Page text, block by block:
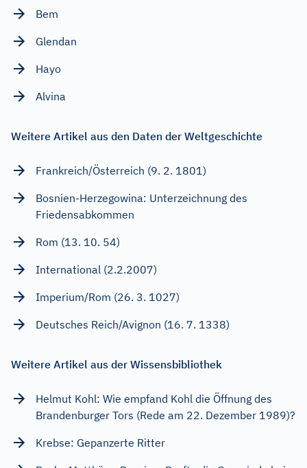
Bem
Glendan
Hayo
Alvina
Weitere Artikel aus den Daten der Weltgeschichte
Frankreich/Österreich (9. 2. 1801)
Bosnien-Herzegowina: Unterzeichnung des
Friedensabkommen
Rom (13. 10. 54)
International (2.2.2007)
Imperium/Rom (26. 3. 1027)
Deutsches Reich/Avignon (16. 7. 1338)
Weitere Artikel aus der Wissensbibliothek
Helmut Kohl: Wie empfand Kohl die Öffnung des
Brandenburger Tors (Rede am 22. Dezember 1989)?
Krebse: Gepanzerte Ritter